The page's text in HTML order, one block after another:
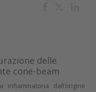
delle
cone-beam
dall’origine